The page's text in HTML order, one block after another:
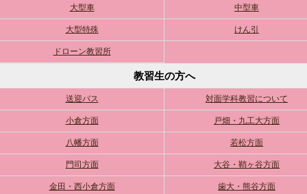
大型車 中型車
大型特殊 けん引
ドローン教習所
教習生の方へ
送迎バス 対面学科教習について
小倉方面 戸畑・九工大方面
八幡方面 若松方面
門司方面 大谷・鞘ヶ谷方面
金田・西小倉方面 歯大・熊谷方面